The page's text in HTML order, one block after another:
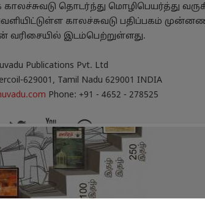
தொடர்ந்து மொழிபெயர்த்து
காலச்சுவடு பதிப்பகம்
வரிசையில் இடம்பெற்றுள்ளது.
Publications Pvt. Ltd
629001, Tamil Nadu 629001 INDIA
Phone: +91 - 4652 - 278525
பணத்தைத் திரும்பப்பெறும் கொள்கை